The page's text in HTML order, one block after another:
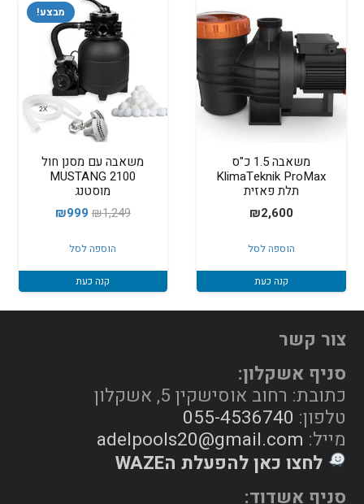
משאבה 1.5 כ"ס
KlimaTeknik ProMax
תלת פאזית
₪2,600
הוספה לסל
קנה כעת
מבצע!
משאבה עם מסנן חול
2100 MUSTANG
מוסטנג
₪1,249
המחיר
היה:
₪1,249.
₪999
₪999.
הוספה לסל
קנה כעת
צור קשר
סניף אשקלון:
כתובת: רחוב אוסישקין 5, אשקלון
טלפון: 055-4536740
מייל: adelpools20@gmail.com
לחצו כאן להפעלת הWAZE
סניף אשדוד: